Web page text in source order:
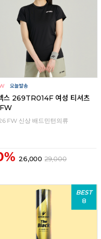
스 269TR014F 여성 티셔츠
FW 신상 배드민턴의류
26,000 29,000
BEST
8